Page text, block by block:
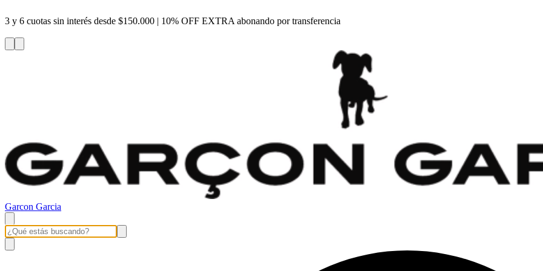
3 y 6 cuotas sin interés desde $150.000 | 10% OFF EXTRA abonando por transferencia
Garcon Garcia